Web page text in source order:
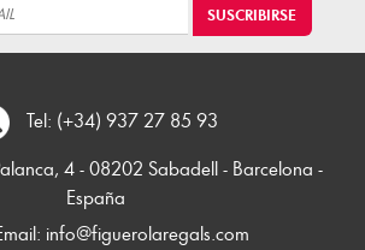
Tel: (+34) 937 27 85 93
4 - 08202 Sabadell - Barcelona -
España
info@figuerolaregals.com